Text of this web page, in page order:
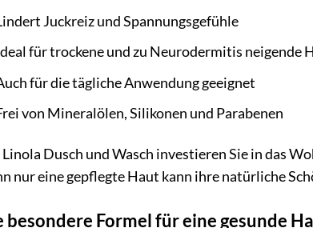
Juckreiz und Spannungsgefühle
für trockene und zu Neurodermitis neigende
für die tägliche Anwendung geeignet
von Mineralölen, Silikonen und Parabenen
Dusch und Wasch investieren Sie in das
nur eine gepflegte Haut kann ihre natürliche
besondere Formel für eine gesunde